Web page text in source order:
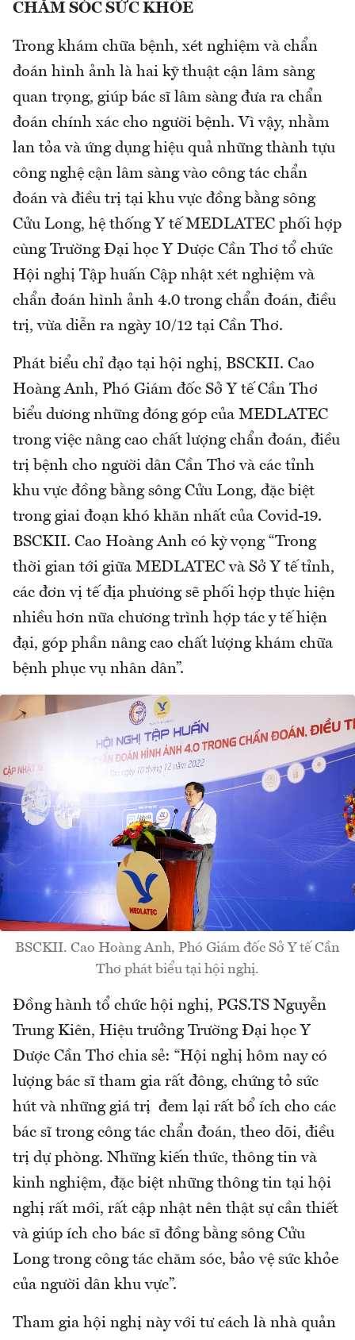
CHĂM SÓC SỨC KHỎE
Trong khám chữa bệnh, xét nghiệm và chẩn
đoán hình ảnh là hai kỹ thuật cận lâm sàng
quan trọng, giúp bác sĩ lâm sàng đưa ra chẩn
đoán chính xác cho người bệnh. Vì vậy, nhằm
lan tỏa và ứng dụng hiệu quả những thành tựu
công nghệ cận lâm sàng vào công tác chẩn
đoán và điều trị tại khu vực đồng bằng sông
Cửu Long, hệ thống Y tế MEDLATEC phối hợp
cùng Trường Đại học Y Dược Cần Thơ tổ chức
Hội nghị Tập huấn Cập nhật xét nghiệm và
chẩn đoán hình ảnh 4.0 trong chẩn đoán, điều
trị, vừa diễn ra ngày 10/12 tại Cần Thơ.
Phát biểu chỉ đạo tại hội nghị, BSCKII. Cao
Hoàng Anh, Phó Giám đốc Sở Y tế Cần Thơ
biểu dương những đóng góp của MEDLATEC
trong việc nâng cao chất lượng chẩn đoán, điều
trị bệnh cho người dân Cần Thơ và các tỉnh
khu vực đồng bằng sông Cửu Long, đặc biệt
trong giai đoạn khó khăn nhất của Covid-19.
BSCKII. Cao Hoàng Anh có kỳ vọng “Trong
thời gian tới giữa MEDLATEC và Sở Y tế tỉnh,
các đơn vị tế địa phương sẽ phối hợp thực hiện
nhiều hơn nữa chương trình hợp tác y tế hiện
đại, góp phần nâng cao chất lượng khám chữa
bệnh phục vụ nhân dân”.
BSCKII. Cao Hoàng Anh, Phó Giám đốc Sở Y tế Cần
Thơ phát biểu tại hội nghị.
Đồng hành tổ chức hội nghị, PGS.TS Nguyễn
Trung Kiên, Hiệu trưởng Trường Đại học Y
Dược Cần Thơ chia sẻ: “Hội nghị hôm nay có
lượng bác sĩ tham gia rất đông, chứng tỏ sức
hút và những giá trị đem lại rất bổ ích cho các
bác sĩ trong công tác chẩn đoán, theo dõi, điều
trị dự phòng. Những kiến thức, thông tin và
kinh nghiệm, đặc biệt những thông tin tại hội
nghị rất mới, rất cập nhật nên thật sự cần thiết
và giúp ích cho bác sĩ đồng bằng sông Cửu
Long trong công tác chăm sóc, bảo vệ sức khỏe
của người dân khu vực”.
Tham gia hội nghị này với tư cách là nhà quản